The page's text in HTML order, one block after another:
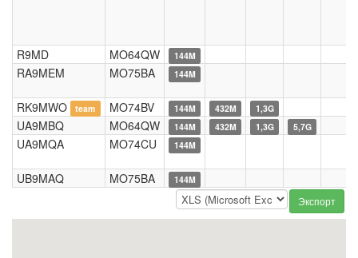
R9MD MO64QW 144M
RA9MEM MO75BA 144M
RK9MWO team MO74BV 144M 432M 1,3G
UA9MBQ MO64QW 144M 432M 1,3G 5,7G
UA9MQA MO74CU 144M
UB9MAQ MO75BA 144M
Экспорт